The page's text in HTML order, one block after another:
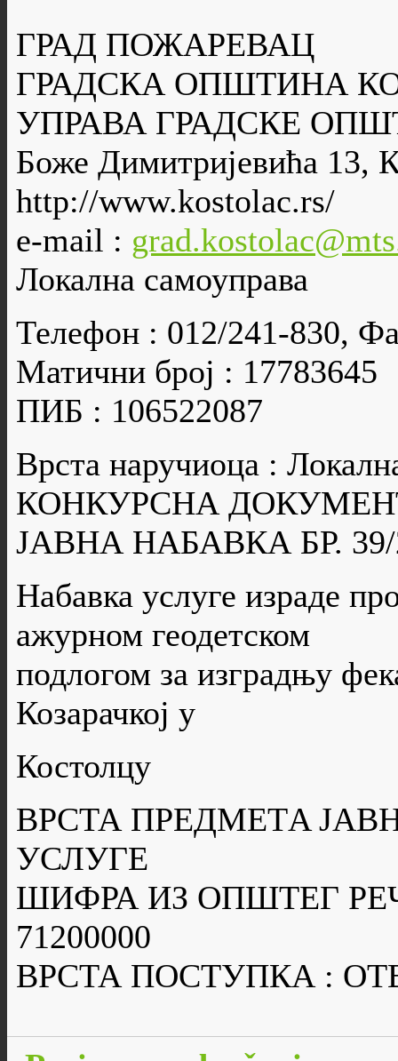
ГРАД ПОЖАРЕВАЦ
ГРАДСКА ОПШТИНА
УПРАВА ГРАДСКЕ
Боже Димитријевића 13,
http://www.kostolac.rs/
e-mail :
Локална самоуправа
Телефон : 012/241-830,
Матични број : 17783645
ПИБ : 106522087
Врста наручиоца :
КОНКУРСНА
ЈАВНА НАБАВКА БР. 39/
Набавка услуге израде
ажурном геодетском
подлогом за изградњу
Козарачкој у
Костолцу
ВРСТА ПРЕДМЕТA
УСЛУГЕ
ШИФРА ИЗ ОПШТЕГ
71200000
ВРСТА ПОСТУПКА :